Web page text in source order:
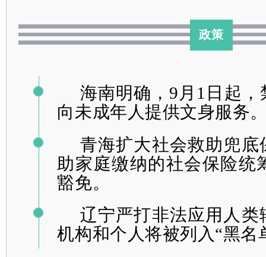
政策
海南明确，9月1日起
向未成年人提供文身服务
青海扩大社会救助兜
助家庭缴纳的社会保险统
豁免。
辽宁严打非法应用人
机构和个人将被列入“黑名